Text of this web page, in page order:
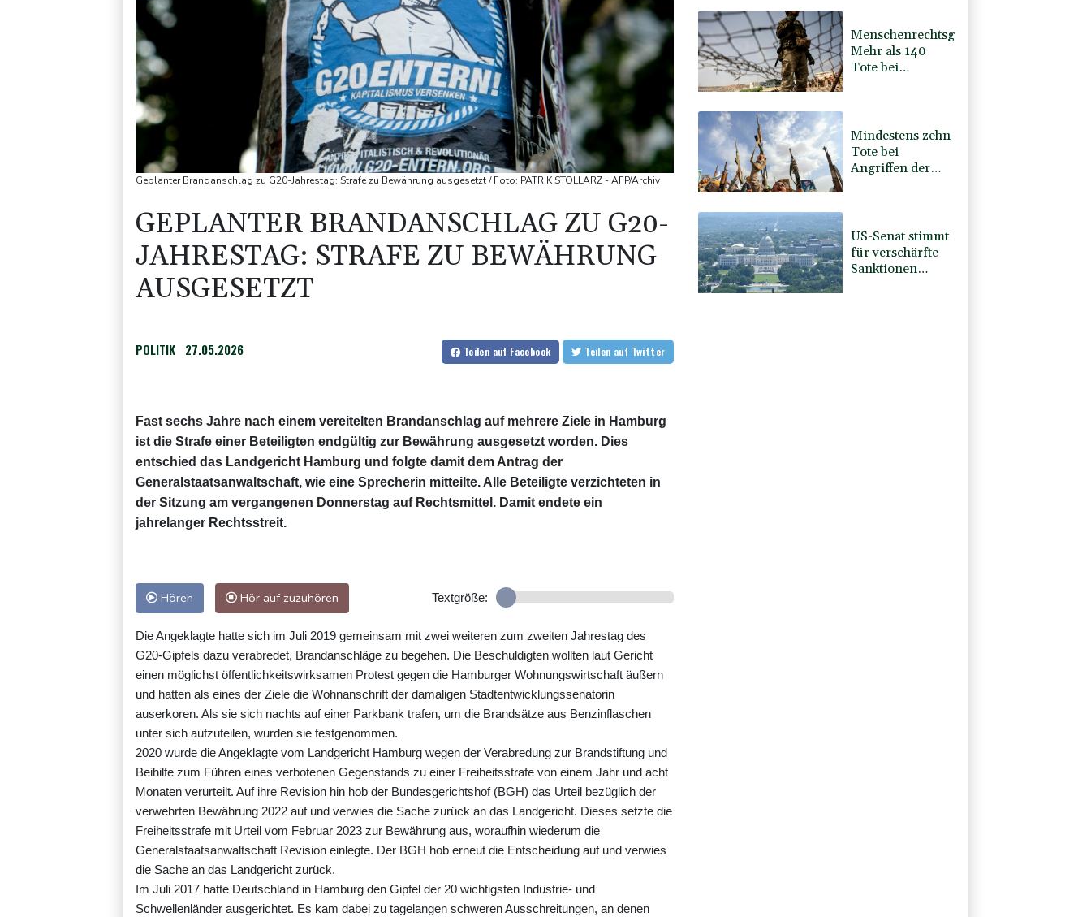
Geplanter Brandanschlag zu G20-Jahrestag: Strafe zu Bewährung ausgesetzt / Foto: PATRIK STOLLARZ - AFP/Archiv
GEPLANTER BRANDANSCHLAG ZU G20-
JAHRESTAG: STRAFE ZU BEWÄHRUNG
AUSGESETZT
POLITIK 27.05.2026 Teilen auf Facebook Teilen auf Twitter
Fast sechs Jahre nach einem vereitelten Brandanschlag auf mehrere Ziele in Hamburg
ist die Strafe einer Beteiligten endgültig zur Bewährung ausgesetzt worden. Dies
entschied das Landgericht Hamburg und folgte damit dem Antrag der
Generalstaatsanwaltschaft, wie eine Sprecherin mitteilte. Alle Beteiligte verzichteten in
der Sitzung am vergangenen Donnerstag auf Rechtsmittel. Damit endete ein
jahrelanger Rechtsstreit.
Hören Hör auf zuzuhören Textgröße:
Die Angeklagte hatte sich im Juli 2019 gemeinsam mit zwei weiteren zum zweiten Jahrestag des
G20-Gipfels dazu verabredet, Brandanschläge zu begehen. Die Beschuldigten wollten laut Gericht
einen möglichst öffentlichkeitswirksamen Protest gegen die Hamburger Wohnungswirtschaft äußern
und hatten als eines der Ziele die Wohnanschrift der damaligen Stadtentwicklungssenatorin
auserkoren. Als sie sich nachts auf einer Parkbank trafen, um die Brandsätze aus Benzinflaschen
unter sich aufzuteilen, wurden sie festgenommen.
2020 wurde die Angeklagte vom Landgericht Hamburg wegen der Verabredung zur Brandstiftung und
Beihilfe zum Führen eines verbotenen Gegenstands zu einer Freiheitsstrafe von einem Jahr und acht
Monaten verurteilt. Auf ihre Revision hin hob der Bundesgerichtshof (BGH) das Urteil bezüglich der
verwehrten Bewährung 2022 auf und verwies die Sache zurück an das Landgericht. Dieses setzte die
Freiheitsstrafe mit Urteil vom Februar 2023 zur Bewährung aus, woraufhin wiederum die
Generalstaatsanwaltschaft Revision einlegte. Der BGH hob erneut die Entscheidung auf und verwies
die Sache an das Landgericht zurück.
Im Juli 2017 hatte Deutschland in Hamburg den Gipfel der 20 wichtigsten Industrie- und
Schwellenländer ausgerichtet. Es kam dabei zu tagelangen schweren Ausschreitungen, an denen
Menschenrechtsgruppen:
Mehr als 140
Tote bei
Mindestens zehn
Tote bei
Angriffen der
US-Senat stimmt
für verschärfte
Sanktionen